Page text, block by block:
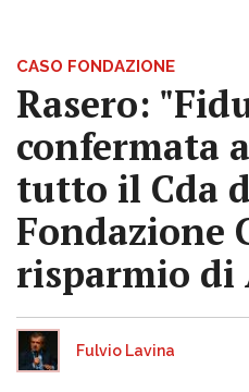
CASO FONDAZIONE
Rasero:
confermata
tutto il Cda
Fondazione
risparmio di
Fulvio Lavina